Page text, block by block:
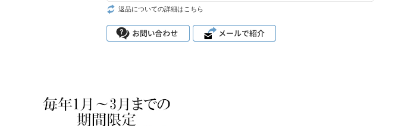
返品についての詳細はこちら